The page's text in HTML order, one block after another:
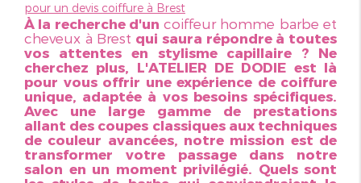
pour un devis coiffure à Brest
À la recherche d'un coiffeur homme barbe et
cheveux à Brest qui saura répondre à toutes
vos attentes en stylisme capillaire ? Ne
cherchez plus, L'ATELIER DE DODIE est là
pour vous offrir une expérience de coiffure
unique, adaptée à vos besoins spécifiques.
Avec une large gamme de prestations
allant des coupes classiques aux techniques
de couleur avancées, notre mission est de
transformer votre passage dans notre
salon en un moment privilégié. Quels sont